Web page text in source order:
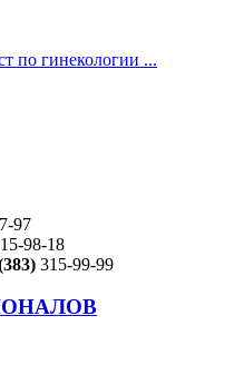
по гинекологии ...
97
98-18
315-99-99